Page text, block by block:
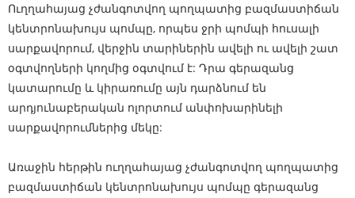
Ուղղահայաց չժանգոտվող պողպատից բազմաստիճան
կենտրոնախույս պոմպը, որպես ջրի պոմպի հուսալի
սարքավորում, վերջին տարիներին ավելի ու ավելի շատ
օգտվողների կողմից օգտվում է: Դրա գերազանց
կատարումը և կիրառումը այն դարձնում են
արդյունաբերական ոլորտում անփոխարինելի
սարքավորումներից մեկը:
Առաջին հերթին ուղղահայաց չժանգոտվող պողպատից
բազմաստիճան կենտրոնախույս պոմպը գերազանց